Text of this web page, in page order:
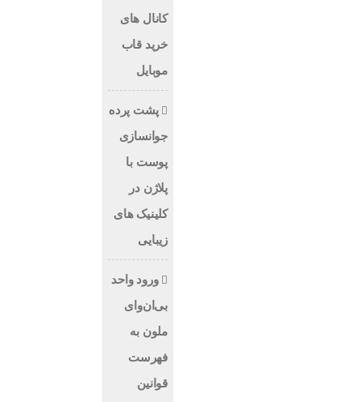
کانال های
خرید قاب
موبایل
پشت پرده
جوانسازی
پوست با
پلاژن در
کلینیک های
زیبایی
ورود واحد
بی‌ان‌وای
ملون به
فهرست
قوانین